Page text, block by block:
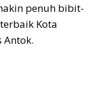
penuh bibit-
Kota
Antok.